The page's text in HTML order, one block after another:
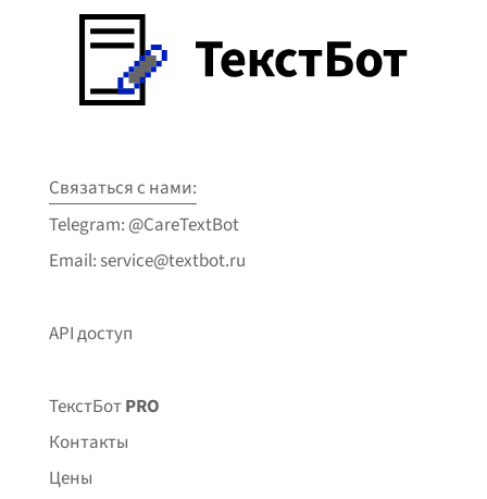
Связаться с нами:
Telegram: @CareTextBot
Email: service@textbot.ru
API доступ
ТекстБотPRO
Контакты
Цены